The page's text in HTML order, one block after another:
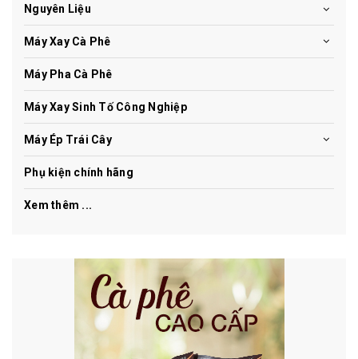
Nguyên Liệu
Máy Xay Cà Phê
Máy Pha Cà Phê
Máy Xay Sinh Tố Công Nghiệp
Máy Ép Trái Cây
Phụ kiện chính hãng
Xem thêm ...